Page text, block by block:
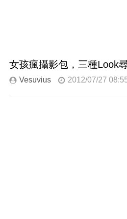
女孩瘋攝影包，三種Look
Vesuvius 2012/07/27